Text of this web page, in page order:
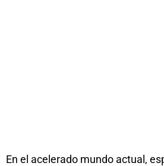
En el acelerado mundo actual,